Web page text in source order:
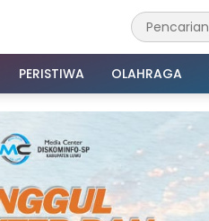
PERISTIWA OLAHRAGA